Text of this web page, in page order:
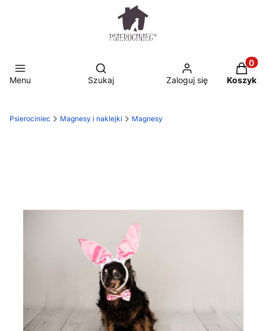
Menu
Otwórz wyszukiwarkę
Szukaj Zaloguj się Koszyk
Psierociniec Magnesy i naklejki Magnesy